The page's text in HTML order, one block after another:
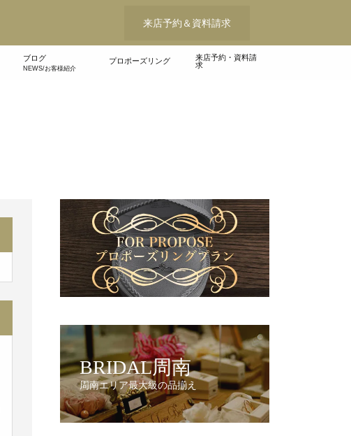
来店予約＆資料請求
ブログ
NEWS/お客様紹介
プロポーズリング
来店予約・資料請
求
BRIDAL周南
周南エリア最大級の品揃え